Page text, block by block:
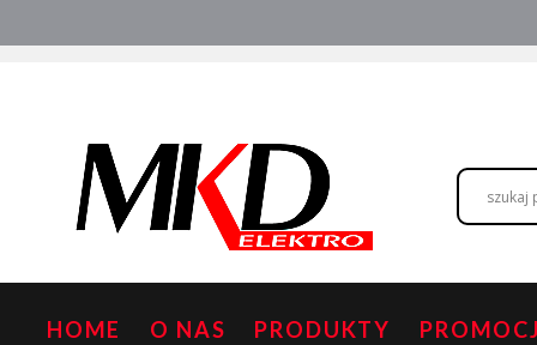
do
HOME O NAS PRODUKTY